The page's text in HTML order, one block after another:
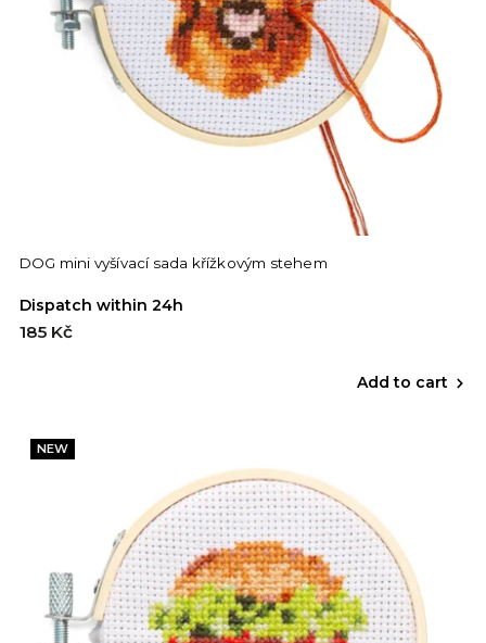
DOG mini vyšívací sada křížkovým stehem
Dispatch within 24h
185 Kč
Add to cart
NEW